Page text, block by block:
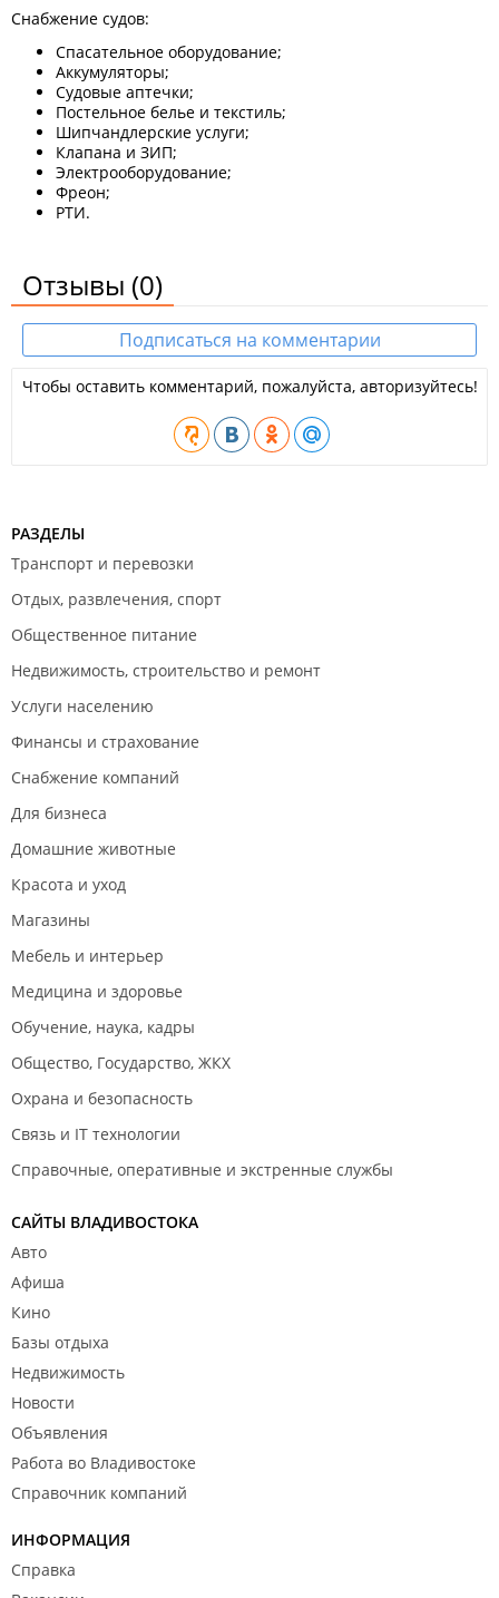
Снабжение судов:
Спасательное оборудование;
Аккумуляторы;
Судовые аптечки;
Постельное белье и текстиль;
Шипчандлерские услуги;
Клапана и ЗИП;
Электрооборудование;
Фреон;
РТИ.
Отзывы (0)
Подписаться на комментарии
Чтобы оставить комментарий, пожалуйста, авторизуйтесь!
РАЗДЕЛЫ
Транспорт и перевозки
Отдых, развлечения, спорт
Общественное питание
Недвижимость, строительство и ремонт
Услуги населению
Финансы и страхование
Снабжение компаний
Для бизнеса
Домашние животные
Красота и уход
Магазины
Мебель и интерьер
Медицина и здоровье
Обучение, наука, кадры
Общество, Государство, ЖКХ
Охрана и безопасность
Связь и IT технологии
Справочные, оперативные и экстренные службы
САЙТЫ ВЛАДИВОСТОКА
Авто
Афиша
Кино
Базы отдыха
Недвижимость
Новости
Объявления
Работа во Владивостоке
Справочник компаний
ИНФОРМАЦИЯ
Справка